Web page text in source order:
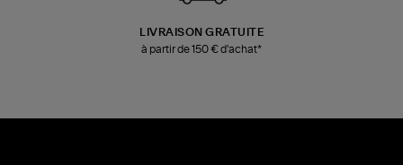
LIVRAISON GRATUITE
à partir de 150 € d'achat*